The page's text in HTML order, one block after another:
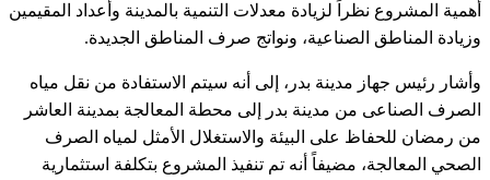
أهمية المشروع نظراً لزيادة معدلات التنمية بالمدينة وأعداد المقيمين
وزيادة المناطق الصناعية، ونواتج صرف المناطق الجديدة.
وأشار رئيس جهاز مدينة بدر، إلى أنه سيتم الاستفادة من نقل مياه
الصرف الصناعى من مدينة بدر إلى محطة المعالجة بمدينة العاشر
من رمضان للحفاظ على البيئة والاستغلال الأمثل لمياه الصرف
الصحي المعالجة، مضيفاً أنه تم تنفيذ المشروع بتكلفة استثمارية